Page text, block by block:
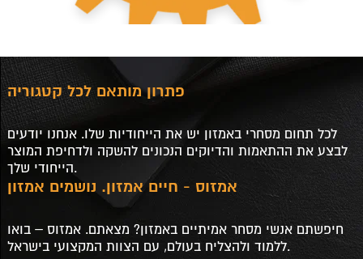
פתרון מותאם לכל קטגוריה
לכל תחום מסחרי באמזון יש את הייחודיות שלו. אנחנו יודעים
לבצע את ההתאמות והדיוקים הנכונים להשקה ולדחיפת המוצר
הייחודי שלך.
אמזוס - חיים אמזון. נושמים אמזון
חיפשתם אנשי מסחר אמיתיים באמזון? מצאתם. אמזוס – בואו
ללמוד ולהצליח בעולם, עם הצוות המקצועי בישראל.